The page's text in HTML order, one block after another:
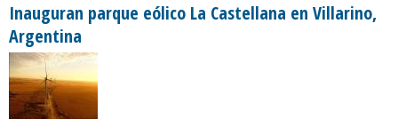
Inauguran parque eólico La Castellana en Villarino,
Argentina